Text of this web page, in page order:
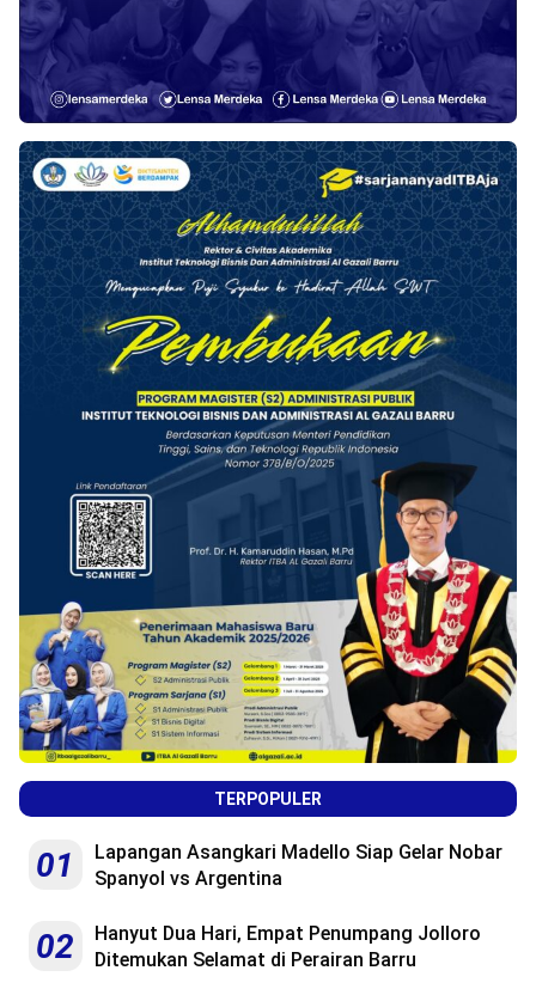
TERPOPULER
01
Lapangan Asangkari Madello Siap Gelar Nobar
Spanyol vs Argentina
02
Hanyut Dua Hari, Empat Penumpang Jolloro
Ditemukan Selamat di Perairan Barru